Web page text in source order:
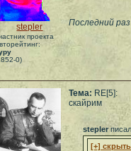
stepler
проекта
0)
Последний
Тема: RE[5]:
скайрим
stepler
[+]